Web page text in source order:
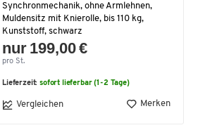
Synchronmechanik, ohne Armlehnen,
Muldensitz mit Knierolle, bis 110 kg,
Kunststoff, schwarz
nur 199,00 €
pro St.
Lieferzeit:sofort lieferbar (1-2 Tage)
Vergleichen Merken